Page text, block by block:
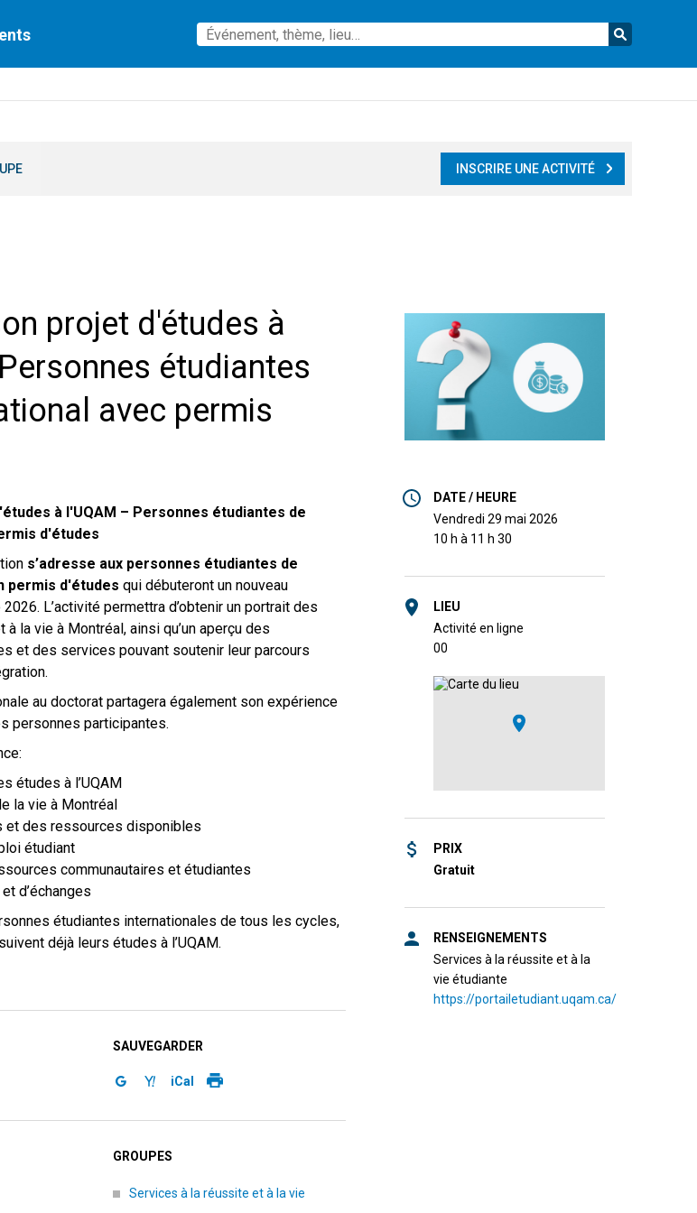
INSCRIRE UNE ACTIVITÉ
projet d'études à
étudiantes
avec permis
à l'UQAM – Personnes étudiantes de
d'études
s’adresse aux personnes étudiantes de
permis d'études qui débuteront un nouveau
2026. L’activité permettra d’obtenir un portrait des
la vie à Montréal, ainsi qu’un aperçu des
et des services pouvant soutenir leur parcours
au doctorat partagera également son expérience
personnes participantes.
études à l’UQAM
la vie à Montréal
et des ressources disponibles
étudiant
communautaires et étudiantes
d’échanges
étudiantes internationales de tous les cycles,
déjà leurs études à l’UQAM.
DATE / HEURE
vendredi 29 mai 2026
10 h à 11 h 30
LIEU
Activité en ligne
00
PRIX
Gratuit
RENSEIGNEMENTS
Services à la réussite et à la
vie étudiante
https://portailetudiant.uqam.ca/
SAUVEGARDER
iCal
GROUPES
Services à la réussite et à la vie